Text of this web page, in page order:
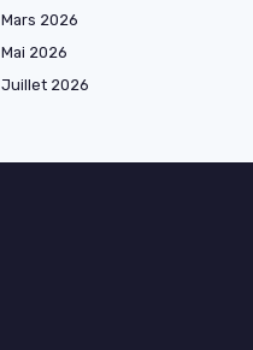
Mars 2026
Mai 2026
Juillet 2026